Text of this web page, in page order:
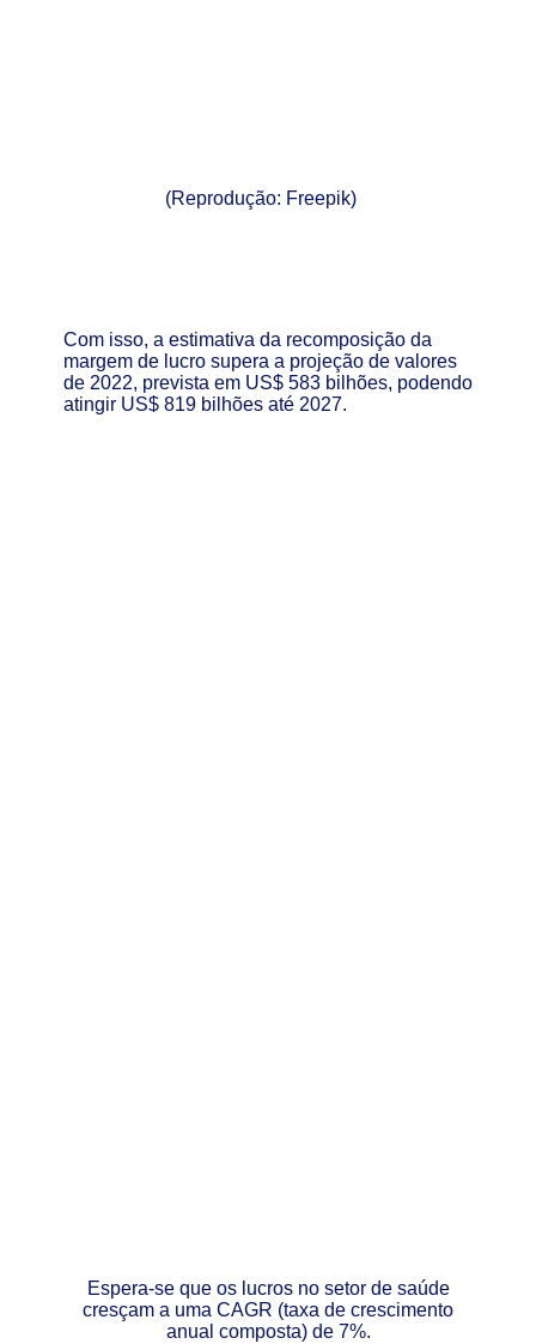
(Reprodução: Freepik)
Com isso, a estimativa da recomposição da
margem de lucro supera a projeção de valores
de 2022, prevista em US$ 583 bilhões, podendo
atingir US$ 819 bilhões até 2027.
Espera-se que os lucros no setor de saúde
cresçam a uma CAGR (taxa de crescimento
anual composta) de 7%.